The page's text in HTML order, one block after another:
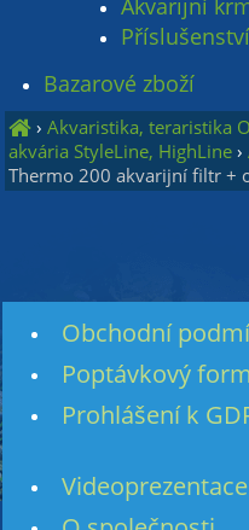
Akvarijní
Bazarové zboží
›Akvaristika, teraristika
akvária StyleLine, HighLine ›
Thermo 200 akvarijní filtr +
Obchodní
Poptávkový
Prohlášení k